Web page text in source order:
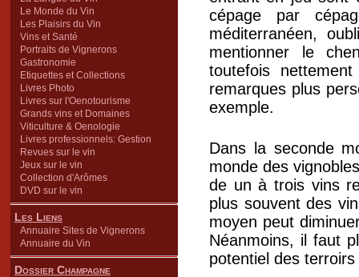
Le Monde du Vin
Les Plaisirs du Vin
Vins et Santé
Portraits de Vignerons
Gastronomie
Etiquettes et Collections
Livres Photo
Livres sur l'Oenotourisme
Grands vins et Domaines
Viticulture & Oenologie
Livres professionnels: Gestion
Revues sur le vin
Jeux sur le vin
Collection d'Arômes
DVD sur le vin
Les Liens
Annuaire Sites de Vignerons
Annuaire du Vin
Dossier Champagne
cépage par
méditerranéen,
mentionner le
toutefois
remarques plus
exemple.
Dans la seconde
monde des
de un à trois vins
plus souvent des
moyen peut
Néanmoins, il faut
potentiel des